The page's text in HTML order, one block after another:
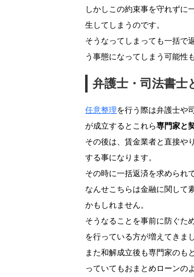
しかしこの約束事を守れずに
生してしまうのです。
そうなってしまっても一括で
う事態になってしまう可能性
弁護士・司法書
任意整理を行う際は弁護士や
が成立するとこれら専門家と
その後は、賃金業者と直接や
する事になります。
その時に一括返済を求められ
なんせこちらは金融に関して
かもしれません。
そうなることを事前に防ぐた
を行っている方が増えてきまし
また和解成立後も専門家のも
っていてもおまとめローンの